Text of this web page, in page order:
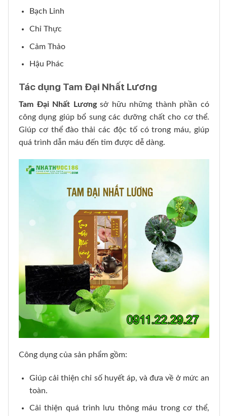
Bạch Linh
Chỉ Thực
Cảm Thảo
Hậu Phác
Tác dụng Tam Đại Nhất Lương
Tam Đại Nhất Lươngsở hữu những thành phần có
công dụng giúp bổ sung các dưỡng chất cho cơ thể.
Giúp cơ thể đào thải các độc tố có trong máu, giúp
quá trình dẫn máu đến tim được dễ dàng.
Công dụng của sản phẩm gồm:
Giúp cải thiện chỉ số huyết áp, và đưa về ở mức an
toàn.
Cải thiện quá trình lưu thông máu trong cơ thể,